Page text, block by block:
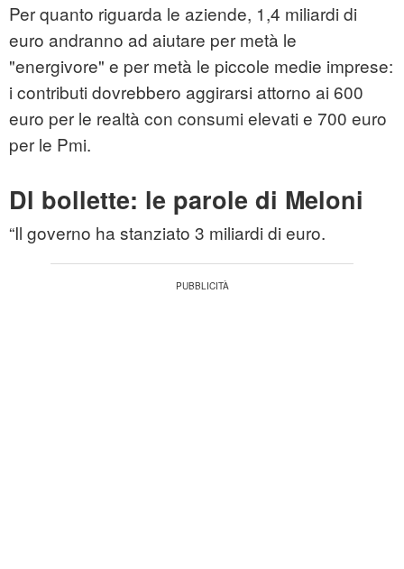
Per quanto riguarda le aziende, 1,4 miliardi di
euro andranno ad aiutare per metà le
"energivore" e per metà le piccole medie imprese:
i contributi dovrebbero aggirarsi attorno ai 600
euro per le realtà con consumi elevati e 700 euro
per le Pmi.
Dl bollette: le parole di Meloni
“Il governo ha stanziato 3 miliardi di euro.